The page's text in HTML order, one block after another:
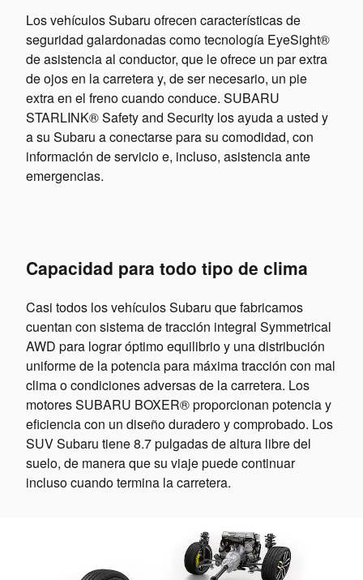
Los vehículos Subaru ofrecen características de
seguridad galardonadas como tecnología EyeSight®
de asistencia al conductor, que le ofrece un par extra
de ojos en la carretera y, de ser necesario, un pie
extra en el freno cuando conduce. SUBARU
STARLINK® Safety and Security los ayuda a usted y
a su Subaru a conectarse para su comodidad, con
información de servicio e, incluso, asistencia ante
emergencias.
Capacidad para todo tipo de clima
Casi todos los vehículos Subaru que fabricamos
cuentan con sistema de tracción integral Symmetrical
AWD para lograr óptimo equilibrio y una distribución
uniforme de la potencia para máxima tracción con mal
clima o condiciones adversas de la carretera. Los
motores SUBARU BOXER® proporcionan potencia y
eficiencia con un diseño duradero y comprobado. Los
SUV Subaru tiene 8.7 pulgadas de altura libre del
suelo, de manera que su viaje puede continuar
incluso cuando termina la carretera.